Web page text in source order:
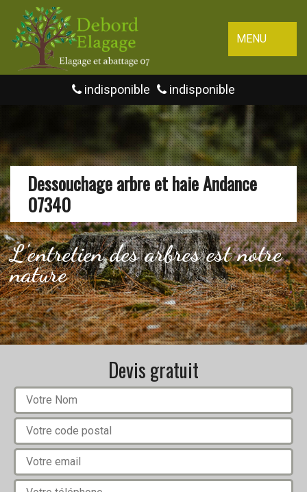
MENU
indisponible indisponible
Dessouchage arbre et haie Andance
07340
L'entretien des arbres est notre
nature
Devis gratuit